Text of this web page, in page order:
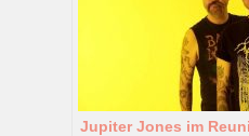
Jupiter Jones im